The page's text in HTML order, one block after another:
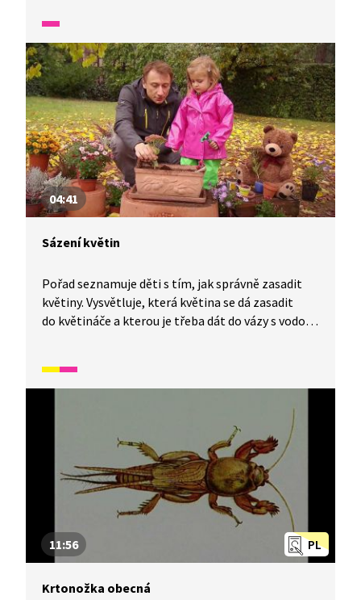
připravit skvělé zeleninové hranolky. Můžeme si
usmažit hranolky z mrkve, celeru, řepy i batátu.
K tomu si dáme třeba zdravou omáčku neboli dip
ze zakysané smetany, pažitky a česneku. Mňam!
04:41
Sázení květin
Pořad seznamuje děti s tím, jak správně zasadit
květiny. Vysvětluje, která květina se dá zasadit
do květináče a kterou je třeba dát do vázy s vodou.
informuje, co všechno potřebuje taková zasazená
PL
11:56
Krtonožka obecná